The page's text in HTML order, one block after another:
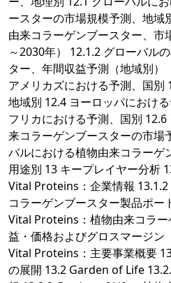
ースターの市場規模予測、地域
由来コラーゲンブースター、市
～2030年） 12.1.2 グローバル
ター、年間収益予測（地域別
アメリカズにおける予測、国別
地域別 12.4 ヨーロッパにおけ
フリカにおける予測、国別
来コラーゲンブースターの市場
バルにおける植物由来コラーゲ
用途別 13 キープレイヤー分析
Vital Proteins：企業情報
コラーゲンブースター製品ポー
Vital Proteins：植物由来コラ
益・価格およびグロスマージン
Vital Proteins：主要事業概要
の展開 13.2 Garden of Life